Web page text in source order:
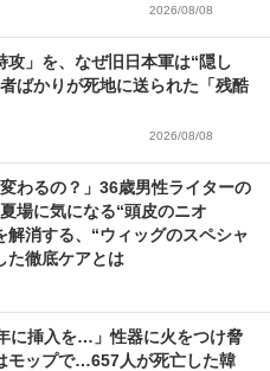
2026/08/08
攻」を、なぜ旧日本軍は“隠し
ばかりが死地に送られた「残酷
2026/08/08
変わるの？」36歳男性ライターの
場に気になる“頭皮のニオ
解消する、“ウィッグのスペシャ
た徹底ケアとは
に挿入を…」性器に火をつけ脅
モップで…657人が死亡した韓